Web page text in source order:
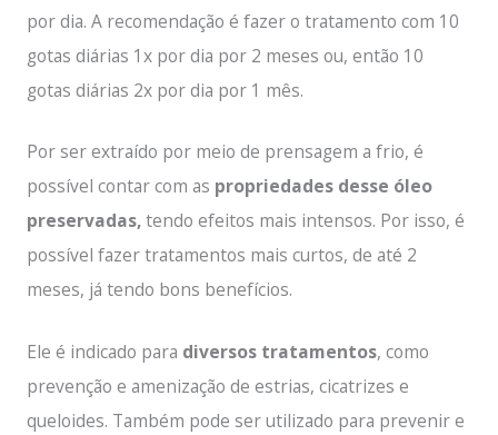
por dia. A recomendação é fazer o tratamento com 10
gotas diárias 1x por dia por 2 meses ou, então 10
gotas diárias 2x por dia por 1 mês.
Por ser extraído por meio de prensagem a frio, é
possível contar com as propriedades desse óleo
preservadas,tendo efeitos mais intensos. Por isso, é
possível fazer tratamentos mais curtos, de até 2
meses, já tendo bons benefícios.
Ele é indicado para diversos tratamentos, como
prevenção e amenização de estrias, cicatrizes e
queloides. Também pode ser utilizado para prevenir e